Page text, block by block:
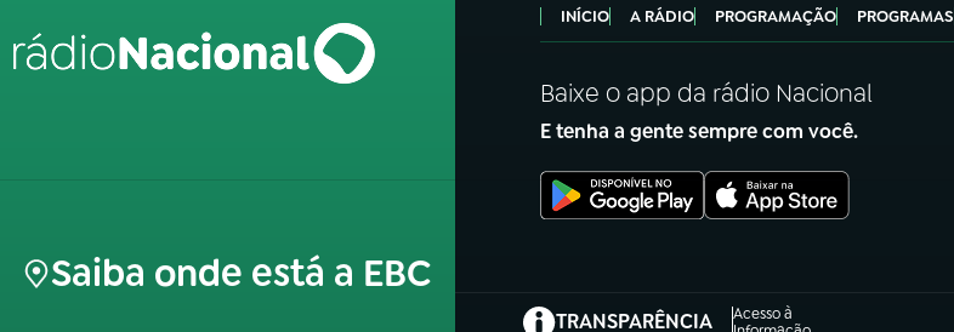
Saiba onde está a EBC
INÍCIO A RÁDIO PROGRAMAÇÃO PROGRAMAS
Baixe o app da rádio Nacional
E tenha a gente sempre com você.
TRANSPARÊNCIA
Acesso à